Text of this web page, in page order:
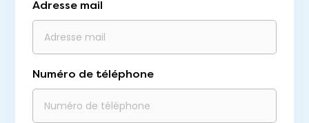
Adresse mail
Numéro de téléphone